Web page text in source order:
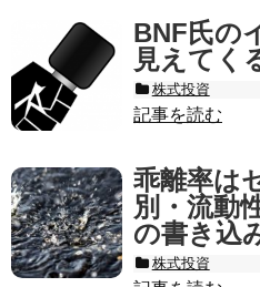
BNF氏の
見えてく
株式投資
記事を読む
乖離率は
別・流動
の書き込
株式投資